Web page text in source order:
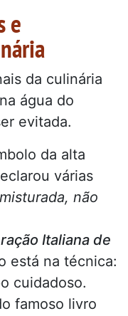
e
da culinária
água do
evitada.
da alta
várias
não
Italiana de
está na técnica:
cuidadoso.
famoso livro